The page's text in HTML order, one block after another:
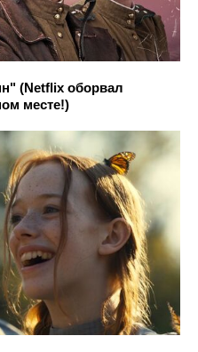
(Netflix оборвал
месте!)